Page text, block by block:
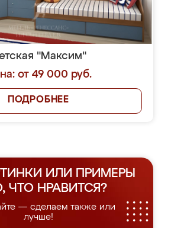
"Максим"
от 49 000 руб.
ПОДРОБНЕЕ
ИЛИ ПРИМЕРЫ
ЧТО НРАВИТСЯ?
— сделаем также или
лучше!